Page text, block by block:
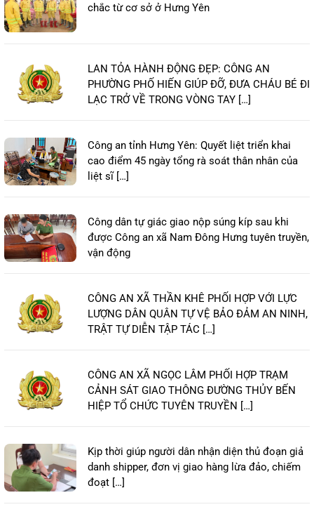
chắc từ cơ sở ở Hưng Yên
LAN TỎA HÀNH ĐỘNG ĐẸP: CÔNG AN
PHƯỜNG PHỐ HIẾN GIÚP ĐỠ, ĐƯA CHÁU BÉ ĐI
LẠC TRỞ VỀ TRONG VÒNG TAY […]
Công an tỉnh Hưng Yên: Quyết liệt triển khai
cao điểm 45 ngày tổng rà soát thân nhân của
liệt sĩ […]
Công dân tự giác giao nộp súng kíp sau khi
được Công an xã Nam Đông Hưng tuyên truyền,
vận động
CÔNG AN XÃ THẦN KHÊ PHỐI HỢP VỚI LỰC
LƯỢNG DÂN QUÂN TỰ VỆ BẢO ĐẢM AN NINH,
TRẬT TỰ DIỄN TẬP TÁC […]
CÔNG AN XÃ NGỌC LÂM PHỐI HỢP TRẠM
CẢNH SÁT GIAO THÔNG ĐƯỜNG THỦY BẾN
HIỆP TỔ CHỨC TUYÊN TRUYỀN […]
Kịp thời giúp người dân nhận diện thủ đoạn giả
danh shipper, đơn vị giao hàng lừa đảo, chiếm
đoạt […]